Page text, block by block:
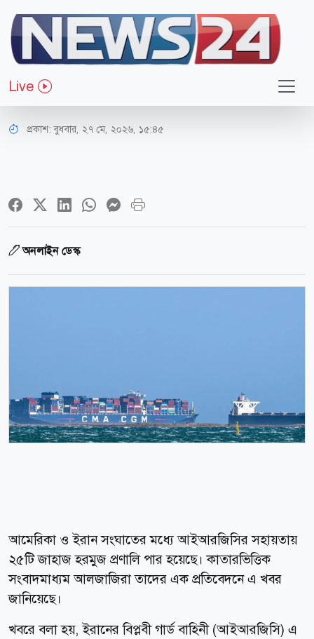
Live
আন্তর্জাতিক
আইআরজিসির সহায়তায় হরমুজ পার
হলো ২৫ জাহাজ
প্রকাশ:বুধবার, ২৭ মে, ২০২৬, ১৫:৪৫
অনলাইন ডেস্ক
আমেরিকা ও ইরান সংঘাতের মধ্যে আইআরজিসির সহায়তায়
২৫টি জাহাজ হরমুজ প্রণালি পার হয়েছে। কাতারভিত্তিক
সংবাদমাধ্যম আলজাজিরা তাদের এক প্রতিবেদনে এ খবর
জানিয়েছে।
খবরে বলা হয়, ইরানের বিপ্লবী গার্ড বাহিনী (আইআরজিসি) এ